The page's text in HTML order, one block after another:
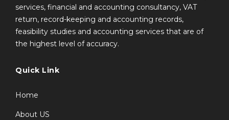
services, financial and accounting consultancy, VAT
return, record-keeping and accounting records,
feasibility studies and accounting services that are of
the highest level of accuracy.
Quick Link
Home
About US